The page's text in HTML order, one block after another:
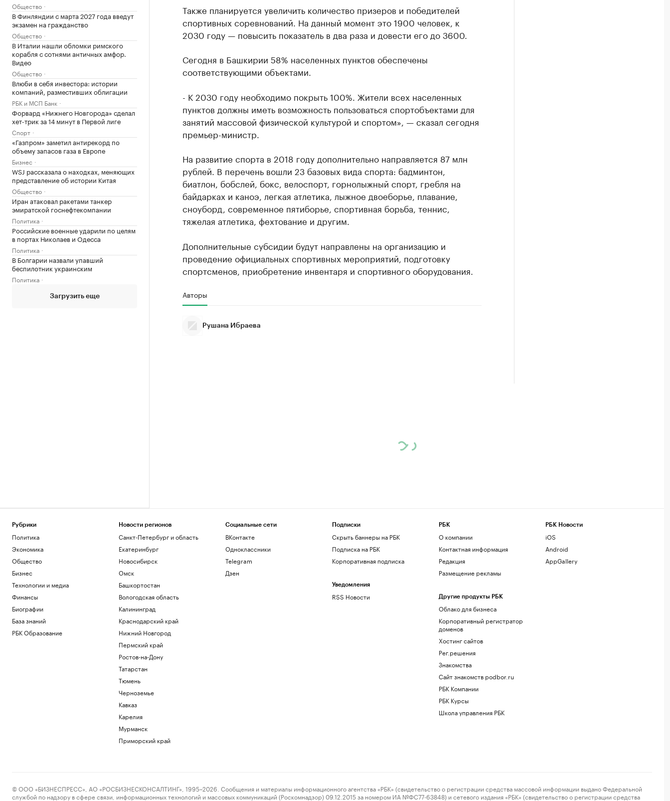
Общество
В Финляндии с марта 2027 года введут
экзамен на гражданство
Общество
В Италии нашли обломки римского
корабля с сотнями античных амфор.
Видео
Общество
Влюби в себя инвестора: истории
компаний, разместивших облигации
РБК и МСП Банк
Форвард «Нижнего Новгорода» сделал
хет-трик за 14 минут в Первой лиге
Спорт
«Газпром» заметил антирекорд по
объему запасов газа в Европе
Бизнес
WSJ рассказала о находках, меняющих
представление об истории Китая
Общество
Иран атаковал ракетами танкер
эмиратской госнефтекомпании
Политика
Российские военные ударили по целям
в портах Николаев и Одесса
Политика
В Болгарии назвали упавший
беспилотник украинским
Политика
Загрузить еще
Также планируется увеличить количество призеров и победителей
спортивных соревнований. На данный момент это 1900 человек, к
2030 году — повысить показатель в два раза и довести его до 3600.
Сегодня в Башкирии 58% населенных пунктов обеспечены
соответствующими объектами.
- К 2030 году необходимо покрыть 100%. Жители всех населенных
пунктов должны иметь возможность пользоваться спортобъектами для
занятий массовой физической культурой и спортом», — сказал сегодня
премьер-министр.
На развитие спорта в 2018 году дополнительно направляется 87 млн
рублей. В перечень вошли 23 базовых вида спорта: бадминтон,
биатлон, бобслей, бокс, велоспорт, горнолыжный спорт, гребля на
байдарках и каноэ, легкая атлетика, лыжное двоеборье, плавание,
сноуборд, современное пятиборье, спортивная борьба, теннис,
тяжелая атлетика, фехтование и другим.
Дополнительные субсидии будут направлены на организацию и
проведение официальных спортивных мероприятий, подготовку
спортсменов, приобретение инвентаря и спортивного оборудования.
Авторы
Рушана Ибраева
Рубрики
Политика
Экономика
Общество
Бизнес
Технологии и медиа
Финансы
Биографии
База знаний
РБК Образование
Новости регионов
Санкт-Петербург и область
Екатеринбург
Новосибирск
Омск
Башкортостан
Вологодская область
Калининград
Краснодарский край
Нижний Новгород
Пермский край
Ростов-на-Дону
Татарстан
Тюмень
Черноземье
Кавказ
Карелия
Мурманск
Приморский край
Социальные сети
ВКонтакте
Одноклассники
Telegram
Дзен
Подписки
Скрыть баннеры на РБК
Подписка на РБК
Корпоративная подписка
Уведомления
RSS Новости
РБК
О компании
Контактная информация
Редакция
Размещение рекламы
Другие продукты РБК
Облако для бизнеса
Корпоративный регистратор
доменов
Хостинг сайтов
Рег.решения
Знакомства
Сайт знакомств podbor.ru
РБК Компании
РБК Курсы
Школа управления РБК
РБК Новости
iOS
Android
AppGallery
© ООО «БИЗНЕСПРЕСС», АО «РОСБИЗНЕСКОНСАЛТИНГ», 1995–2026. Сообщения и материалы информационного агентства «РБК» (свидетельство о регистрации средства массовой информации выдано Федеральной
службой по надзору в сфере связи, информационных технологий и массовых коммуникаций (Роскомнадзор) 09.12.2015 за номером ИА №ФС77-63848) и сетевого издания «РБК» (свидетельство о регистрации средства